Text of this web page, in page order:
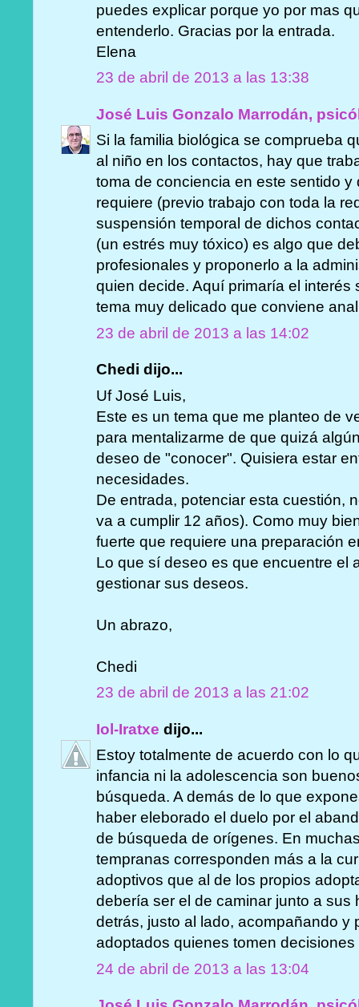
puedes explicar porque yo por mas
entenderlo. Gracias por la entrada.
Elena
23 de abril de 2013 a las 13:38
José Luis Gonzalo Marrodán,
Si la familia biológica se comprueba
al niño en los contactos, hay que
toma de conciencia en este sentido y
requiere (previo trabajo con toda la
suspensión temporal de dichos
(un estrés muy tóxico) es algo que
profesionales y proponerlo a la
quien decide. Aquí primaría el interés
tema muy delicado que conviene
23 de abril de 2013 a las 14:02
Chedi dijo...
Uf José Luis,
Este es un tema que me planteo de
para mentalizarme de que quizá
deseo de "conocer". Quisiera estar
necesidades.
De entrada, potenciar esta cuestión,
va a cumplir 12 años). Como muy
fuerte que requiere una preparación
Lo que sí deseo es que encuentre el
gestionar sus deseos.
Un abrazo,
Chedi
23 de abril de 2013 a las 21:02
Iol-Iratxe dijo...
Estoy totalmente de acuerdo con lo
infancia ni la adolescencia son
búsqueda. A demás de lo que
haber eleborado el duelo por el
de búsqueda de orígenes. En
tempranas corresponden más a la
adoptivos que al de los propios
debería ser el de caminar junto a sus
detrás, justo al lado, acompañando y
adoptados quienes tomen
24 de abril de 2013 a las 13:04